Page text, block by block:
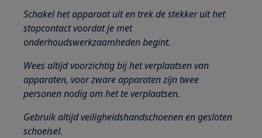
Schakel het apparaat uit en trek de stekker uit het
stopcontact voordat je met
onderhoudswerkzaamheden begint.
Wees altijd voorzichtig bij het verplaatsen van
apparaten, voor zware apparaten zijn twee
personen nodig om het te verplaatsen.
Gebruik altijd veiligheidshandschoenen en gesloten
schoeisel.